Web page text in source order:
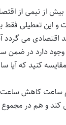
ت
:
از نیمی از
و این تعطیلی
اقتصادی می گردد
وجود دارد در ضمن
کنید که آیا
تعطیلی و ۱ و نیم ساعت
و هم در مجموع